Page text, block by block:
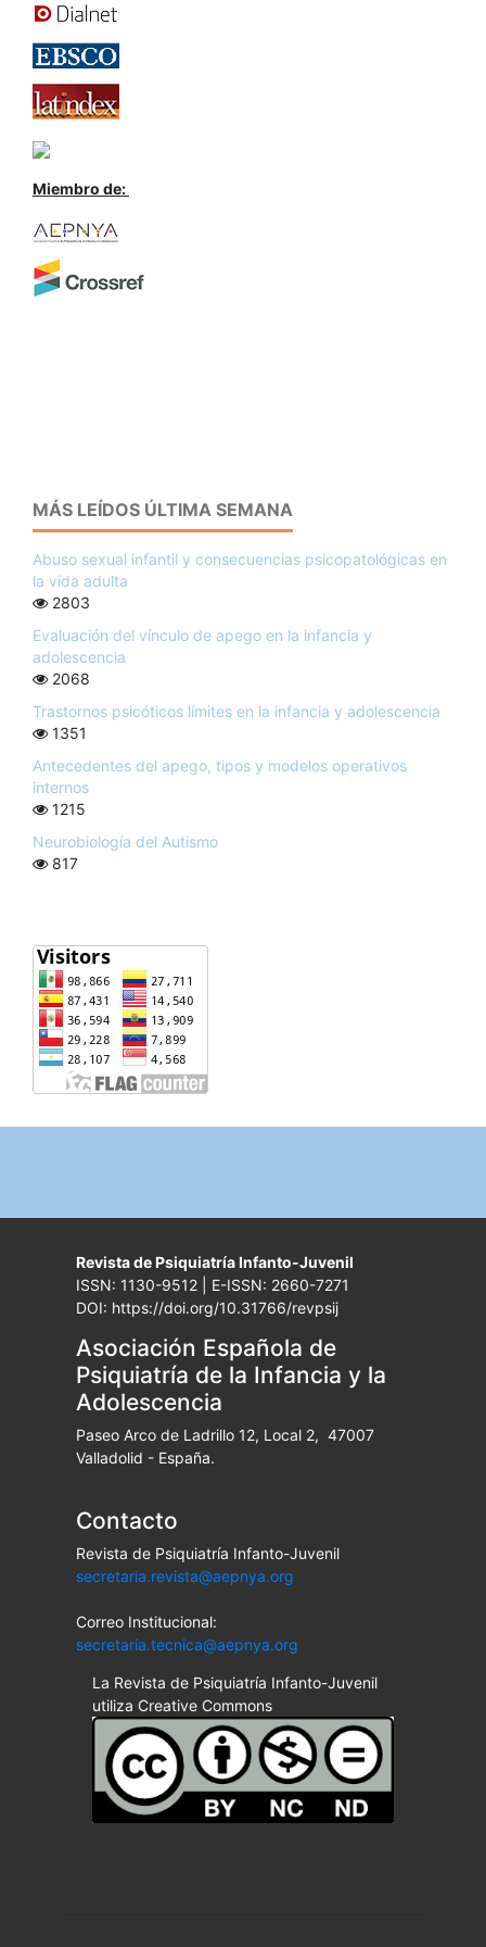
Miembro de:
MÁS LEÍDOS ÚLTIMA SEMANA
Abuso sexual infantil y consecuencias psicopatológicas en
la vida adulta
2803
Evaluación del vínculo de apego en la infancia y
adolescencia
2068
Trastornos psicóticos límites en la infancia y adolescencia
1351
Antecedentes del apego, tipos y modelos operativos
internos
1215
Neurobiología del Autismo
817
Revista de Psiquiatría Infanto-Juvenil
ISSN: 1130-9512 | E-ISSN: 2660-7271
DOI: https://doi.org/10.31766/revpsij
Asociación Española de
Psiquiatría de la Infancia y la
Adolescencia
Paseo Arco de Ladrillo 12, Local 2, 47007
Valladolid - España.
Contacto
Revista de Psiquiatría Infanto-Juvenil
secretaria.revista@aepnya.org
Correo Institucional:
secretaria.tecnica@aepnya.org
La Revista de Psiquiatría Infanto-Juvenil
utiliza Creative Commons